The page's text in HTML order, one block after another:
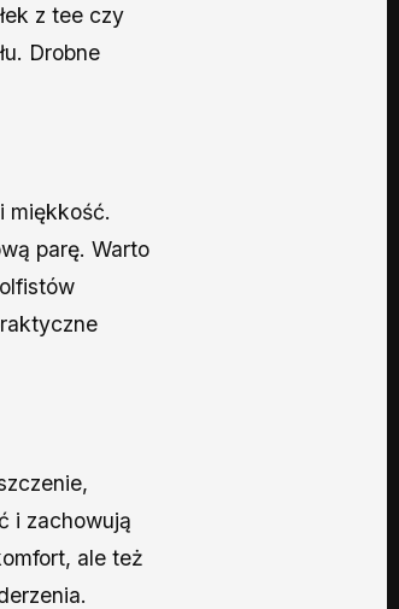
z tee czy
Drobne
miękkość.
parę. Warto
i zachowują
ale też